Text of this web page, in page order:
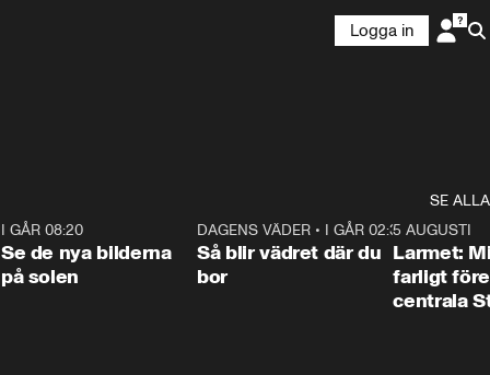
Logga in
SE ALLA
I GÅR 08:20
Se de nya bilderna
på solen
1:06
DAGENS VÄDER • I GÅR 02:30
Så blir vädret där du
bor
5 AUGUSTI
Larmet:
farligt
centrala